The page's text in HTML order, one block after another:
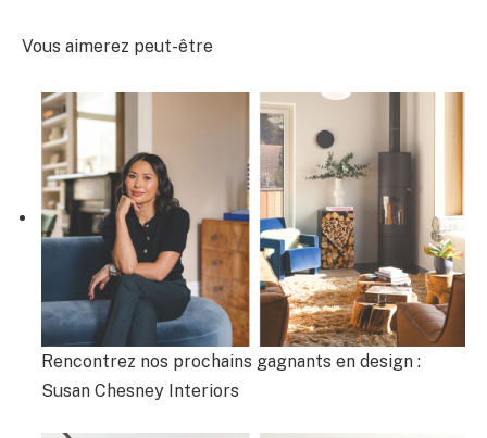
Vous aimerez peut-être
Rencontrez nos prochains gagnants en design :
Susan Chesney Interiors